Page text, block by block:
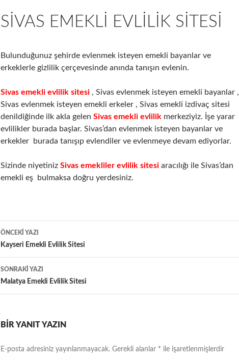
SIVAS EMEKLI EVLILIK SITESI
Bulunduğunuz şehirde evlenmek isteyen emekli bayanlar ve
erkeklerle gizlilik çerçevesinde anında tanışın evlenin.
Sivas emekli evlilik sitesi , Sivas evlenmek isteyen emekli bayanlar ,
Sivas evlenmek isteyen emekli erkeler , Sivas emekli izdivaç sitesi
denildiğinde ilk akla gelen Sivas emekli evlilik merkeziyiz. İşe yarar
evlilikler burada başlar. Sivas’dan evlenmek isteyen bayanlar ve
erkekler burada tanışıp evlendiler ve evlenmeye devam ediyorlar.
Sizinde niyetiniz Sivas emekliler evlilik sitesi aracılığı ile Sivas’dan
emekli eş bulmaksa doğru yerdesiniz.
Yazı
dolaşımı
ÖNCEKI YAZI
Kayseri Emekli Evlilik Sitesi
SONRAKI YAZI
Malatya Emekli Evlilik Sitesi
BIR YANIT YAZIN
E-posta adresiniz yayınlanmayacak. Gerekli alanlar * ile işaretlenmişlerdir